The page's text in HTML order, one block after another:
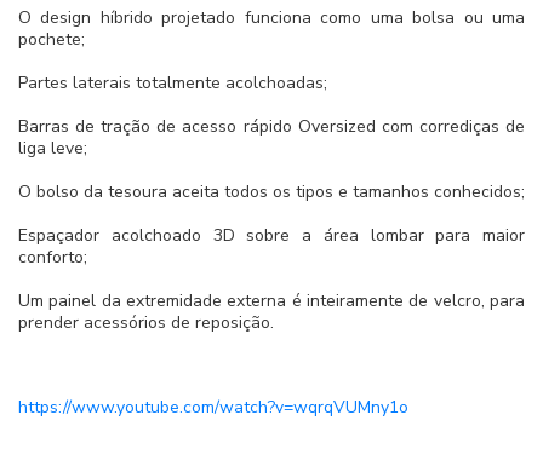
O design híbrido projetado funciona como uma bolsa ou uma
pochete;
Partes laterais totalmente acolchoadas;
Barras de tração de acesso rápido Oversized com corrediças de
liga leve;
O bolso da tesoura aceita todos os tipos e tamanhos conhecidos;
Espaçador acolchoado 3D sobre a área lombar para maior
conforto;
Um painel da extremidade externa é inteiramente de velcro, para
prender acessórios de reposição.
https://www.youtube.com/watch?v=wqrqVUMny1o